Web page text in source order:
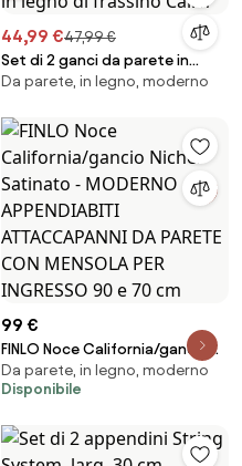
44,99 €47,99 €
Set di 2 ganci da parete in
legno di frassino Cairn
Da parete, in legno, moderno
99 €
FINLO Noce California/gancio
Nichel Satinato - MODERNO
APPENDIABITI ATTACCAPANNI DA
INGRESSO 90 e 70 cm
Da parete, in legno, moderno
Disponibile